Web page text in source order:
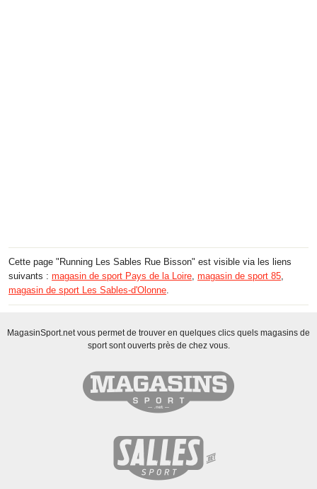
Cette page "Running Les Sables Rue Bisson" est visible via les liens
suivants : magasin de sport Pays de la Loire magasin de sport 85
magasin de sport Les Sables-d'Olonne
MagasinSport.net vous permet de trouver en quelques clics quels magasins de
sport sont ouverts près de chez vous.